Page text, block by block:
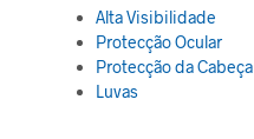
Alta Visibilidade
Protecção Ocular
Protecção da Cabeça
Luvas